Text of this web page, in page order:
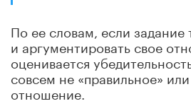
По ее словам, если задание
и аргументировать свое
оценивается
совсем не «правильное»
отношение.